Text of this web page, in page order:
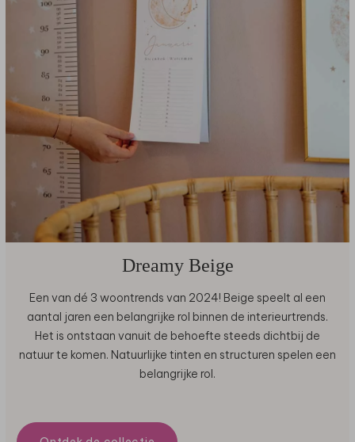
Dreamy Beige
Een van dé 3 woontrends van 2024! Beige speelt al een
aantal jaren een belangrijke rol binnen de interieurtrends.
Het is ontstaan vanuit de behoefte steeds dichtbij de
natuur te komen. Natuurlijke tinten en structuren spelen een
belangrijke rol.